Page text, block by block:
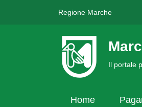
Regione Marche
Il portale
Home